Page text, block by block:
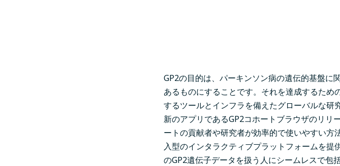
GP2の目的は、パーキンソン病の遺伝的基盤に
あるものにすることです。それを達成するた
するツールとインフラを備えたグローバルな
新のアプリであるGP2コホートブラウザのリリ
ートの貢献者や研究者が効率的で使いやすい
入型のインタラクティブプラットフォームを
のGP2遺伝子データを扱う人にシームレスで包